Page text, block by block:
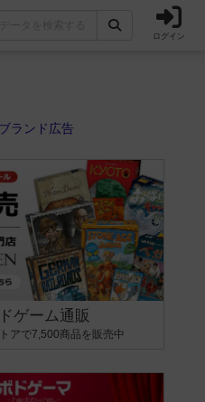
ログイン
ゲーム通販
アで7,500商品を販売中